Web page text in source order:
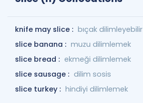
knife may slice : bıçak dilimleyebilir
slice banana : muzu dilimlemek
slice bread : ekmeği dilimlemek
slice sausage : dilim sosis
slice turkey : hindiyi dilimlemek